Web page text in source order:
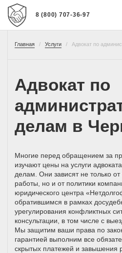
8 (800) 707-36-97
Главная Услуги Адвокат по
Адвокат по
делам в
Многие перед обращением за
изучают цены на услуги
делам. Они зависят не только
работы, но и от политики
юридического центра
обратившимся в рамках
урегулирования конфликтных
консультации, в том числе с
Мы защитим ваши права по
гарантией выполним все
скрытых платежей и завышения